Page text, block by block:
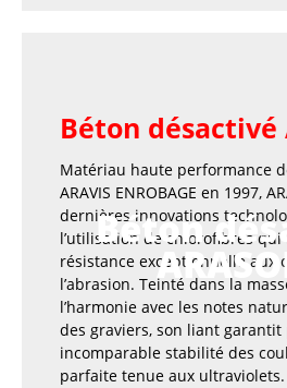
Béton
Béton désactivé
Matériau haute performance
ARAVIS ENROBAGE en 1997,
dernières innovations
l’utilisation de chlorofibres
résistance exceptionnelle aux
l’abrasion. Teinté dans la
l’harmonie avec les notes
des graviers, son liant
incomparable stabilité des
parfaite tenue aux ultraviolets.